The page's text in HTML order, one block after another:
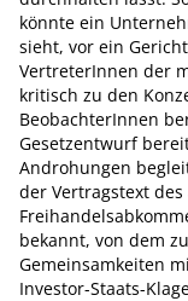
könnte ein
sieht, vor ein
VertreterInnen der
kritisch zu den
BeobachterInnen
Gesetzentwurf
Androhungen
der Vertragstext
bekannt, von dem
Gemeinsamkeiten
Investor-Staats-